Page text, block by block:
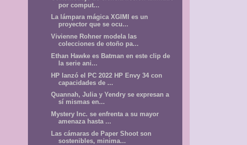
por comput...
La lámpara mágica XGIMI es un
proyector que se ocu...
Vivienne Rohner modela las
colecciones de otoño pa...
Ethan Hawke es Batman en este clip de
la serie ani...
HP lanzó el PC 2022 HP Envy 34 con
capacidades de ...
Quannah, Julia y Yendry se expresan a
sí mismas en...
Mystery Inc. se enfrenta a su mayor
amenaza hasta ...
Las cámaras de Paper Shoot son
sostenibles, minima...